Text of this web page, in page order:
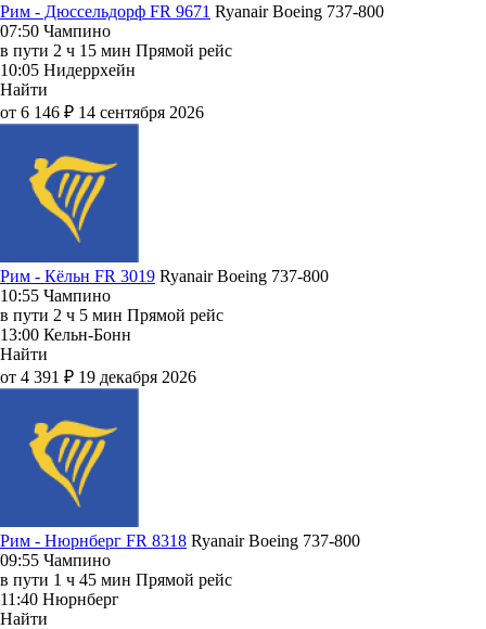
Рим - Дюссельдорф FR 9671 RyanairBoeing 737-800
07:50 Чампино
в пути 2 ч 15 мин Прямой рейс
10:05 Нидеррхейн
Найти
от 6 146 ₽ 14 сентября 2026
Рим - Кёльн FR 3019 RyanairBoeing 737-800
10:55 Чампино
в пути 2 ч 5 мин Прямой рейс
13:00 Кельн-Бонн
Найти
от 4 391 ₽ 19 декабря 2026
Рим - Нюрнберг FR 8318 RyanairBoeing 737-800
09:55 Чампино
в пути 1 ч 45 мин Прямой рейс
11:40 Нюрнберг
Найти